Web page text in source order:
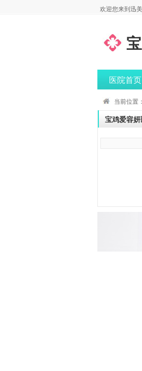
欢迎您来到迅
医院首页
当前位置：
宝鸡爱容